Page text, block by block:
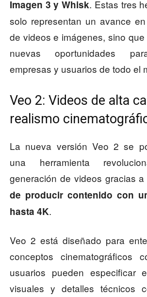
Imagen 3 y Whisk. Estas tres
solo representan un avance
de videos e imágenes, sino
nuevas oportunidades
empresas y usuarios de todo el
Veo 2: Videos de alta
realismo
La nueva versión Veo 2 se
una herramienta
generación de videos gracias a
de producir contenido con
hasta 4K.
Veo 2 está diseñado para
conceptos cinematográficos
usuarios pueden especificar
visuales y detalles técnicos